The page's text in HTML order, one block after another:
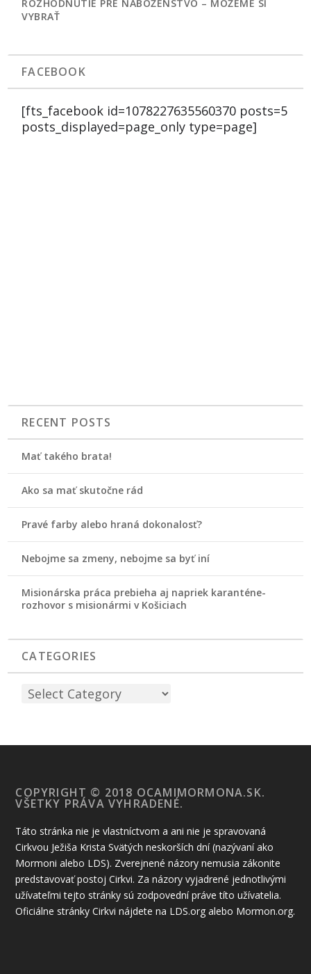
ROZHODNUTIE PRE NÁBOŽENSTVO – MÔŽEME SI
VYBRAŤ
FACEBOOK
[fts_facebook id=1078227635560370 posts=5
posts_displayed=page_only type=page]
RECENT POSTS
Mať takého brata!
Ako sa mať skutočne rád
Pravé farby alebo hraná dokonalosť?
Nebojme sa zmeny, nebojme sa byť iní
Misionárska práca prebieha aj napriek karanténe-
rozhovor s misionármi v Košiciach
CATEGORIES
COPYRIGHT © 2018 OCAMIMORMONA.SK.
VŠETKY PRÁVA VYHRADENÉ.
Táto stránka nie je vlastníctvom a ani nie je spravovaná
Cirkvou Ježiša Krista Svätých neskorších dní (nazývaní ako
Mormoni alebo LDS). Zverejnené názory nemusia zákonite
predstavovať postoj Cirkvi. Za názory vyjadrené jednotlivými
užívateľmi tejto stránky sú zodpovední práve títo užívatelia.
Oficiálne stránky Cirkvi nájdete na LDS.org alebo Mormon.org.